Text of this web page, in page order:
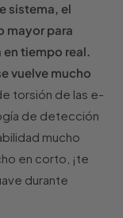
sistema, el
mayor para
en tiempo real.
vuelve mucho
torsión de las e-
de detección
mucho
en corto, ¡te
durante